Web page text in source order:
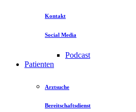
Kontakt
Social Media
Podcast
Patienten
Arztsuche
Bereitschaftsdienst